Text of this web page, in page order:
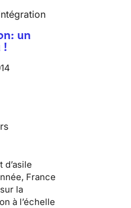
un
!
France
la
à l’échelle